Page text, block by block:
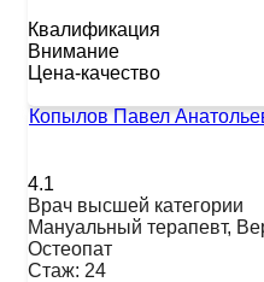
Квалификация
Внимание
Цена-качество
Копылов Павел
4.1
Врач высшей категории
Мануальный терапевт,
Остеопат
Стаж: 24